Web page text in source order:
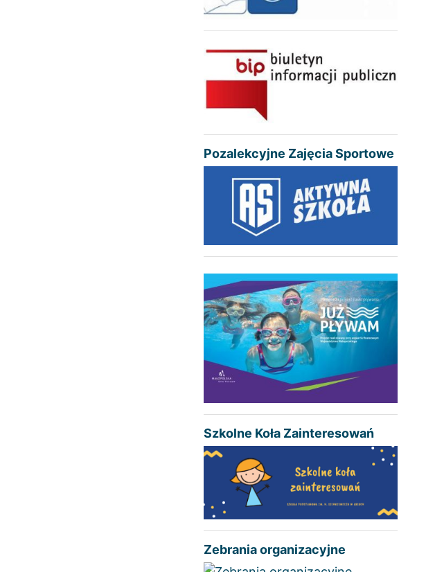
Pozalekcyjne Zajęcia Sportowe
Szkolne Koła Zainteresowań
Zebrania organizacyjne